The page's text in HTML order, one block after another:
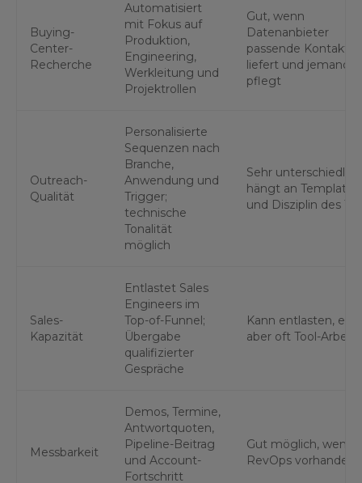
Buying-
Center-
Recherche
Automatisiert
mit Fokus auf
Produktion,
Engineering,
Werkleitung und
Projektrollen
Gut, wenn
Datenanbieter
passende Kontakte
liefert und jemand
pflegt
Outreach-
Qualität
Personalisierte
Sequenzen nach
Branche,
Anwendung und
Trigger;
technische
Tonalität
möglich
Sehr
hängt an Templates
und Disziplin des
Sales-
Kapazität
Entlastet Sales
Engineers im
Top-of-Funnel;
Übergabe
qualifizierter
Gespräche
Kann entlasten,
aber oft Tool-Arbeit
Messbarkeit
Demos, Termine,
Antwortquoten,
Pipeline-Beitrag
und Account-
Fortschritt
Gut möglich, wenn
RevOps vorhanden